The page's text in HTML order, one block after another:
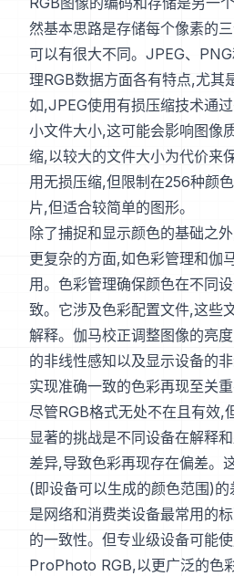
然基本思路是存储每个像素的
可以有很大不同。JPEG、
理RGB数据方面各有特点,尤其
如,JPEG使用有损压缩技术通
小文件大小,这可能会影响图像
缩,以较大的文件大小为代价来
用无损压缩,但限制在256种颜
片,但适合较简单的图形。
除了捕捉和显示颜色的基础之
更复杂的方面,如色彩管理和伽
用。色彩管理确保颜色在不同
致。它涉及色彩配置文件,这些
解释。伽马校正调整图像的亮
的非线性感知以及显示设备的
实现准确一致的色彩再现至关重
尽管RGB格式无处不在且有效,
显著的挑战是不同设备在解释
差异,导致色彩再现存在偏差。
(即设备可以生成的颜色范围)
是网络和消费类设备最常用的
的一致性。但专业级设备可能
ProPhoto RGB,以更广泛的色